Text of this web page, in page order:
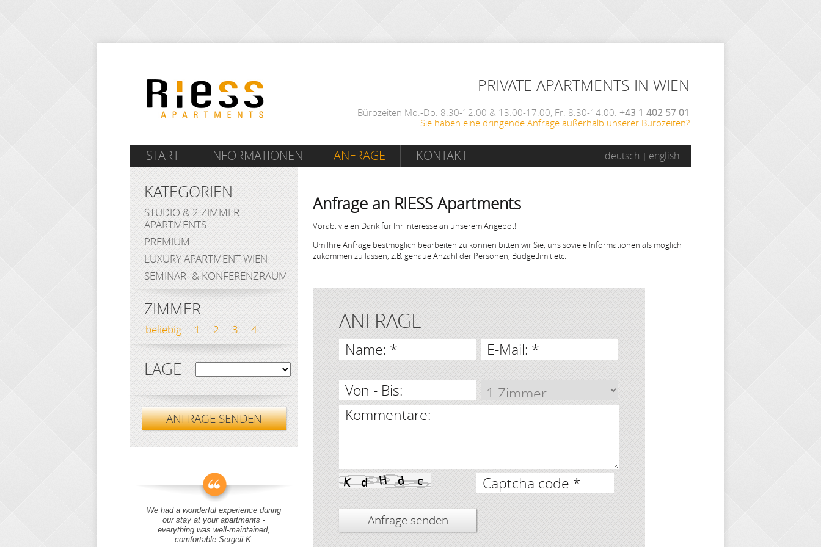
PRIVATE APARTMENTS IN WIEN
Bürozeiten Mo.-Do. 8:30-12:00 & 13:00-17:00, Fr. 8:30-14:00: +43 1 402 57 01
Sie haben eine dringende Anfrage außerhalb unserer Bürozeiten?
START INFORMATIONEN ANFRAGE KONTAKT deutsch english
Anfrage an RIESS Apartments
Vorab: vielen Dank für Ihr Interesse an unserem Angebot!
Um Ihre Anfrage bestmöglich bearbeiten zu können bitten wir Sie, uns soviele Informationen als möglich
zukommen zu lassen, z.B. genaue Anzahl der Personen, Budgetlimit etc.
ANFRAGE
Name: * E-Mail: *
Von - Bis:
Kommentare:
Captcha code *
KATEGORIEN
STUDIO & 2 ZIMMER
APARTMENTS
PREMIUM
LUXURY APARTMENT WIEN
SEMINAR- & KONFERENZRAUM
ZIMMER
beliebig 1 2 3 4
LAGE
ANFRAGE SENDEN
We had a wonderful experience during
our stay at your apartments -
everything was well-maintained,
comfortable Sergeii K.